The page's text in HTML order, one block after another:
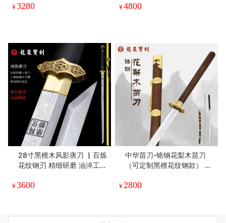
¥3280 ¥4800
28寸黑檀木风影唐刀 ▏百炼
花纹钢刃 精细研磨 油淬工艺
开刃）
¥3600
中华苗刀-铬钢花梨木苗刀
（可定制黑檀花纹钢款） 未
¥ 2800